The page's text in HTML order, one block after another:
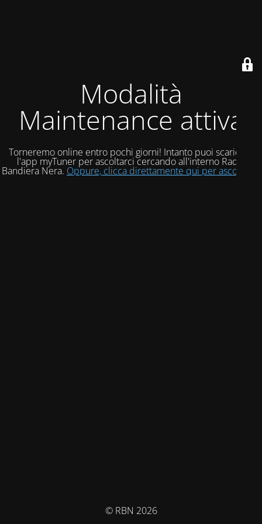
Modalità
Maintenance attiva
Torneremo online entro pochi giorni! Intanto puoi scaricare
l'app myTuner per ascoltarci cercando all'interno Radio
Bandiera Nera. Oppure, clicca direttamente qui per ascoltarci!
© RBN 2026